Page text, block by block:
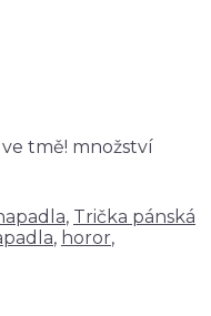
tmě! množství
, Trička pánská
, horor,